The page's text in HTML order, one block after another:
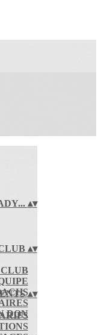
▴▾
▴▾
DON
▴▾